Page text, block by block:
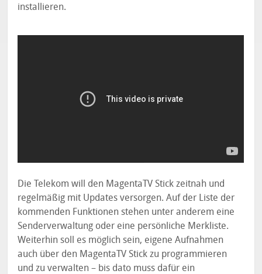
installieren.
Die Telekom will den MagentaTV Stick zeitnah und
regelmäßig mit Updates versorgen. Auf der Liste der
kommenden Funktionen stehen unter anderem eine
Senderverwaltung oder eine persönliche Merkliste.
Weiterhin soll es möglich sein, eigene Aufnahmen
auch über den MagentaTV Stick zu programmieren
und zu verwalten – bis dato muss dafür ein